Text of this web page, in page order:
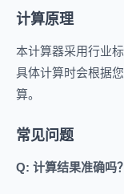
计算原理
本计算器采用行业
具体计算时会根据
算。
常见问题
Q: 计算结果准确吗？